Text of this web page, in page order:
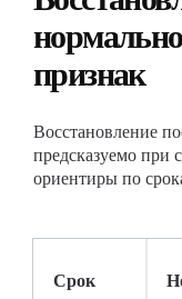
признак
Восстановление
предсказуемо при
ориентиры по
Срок